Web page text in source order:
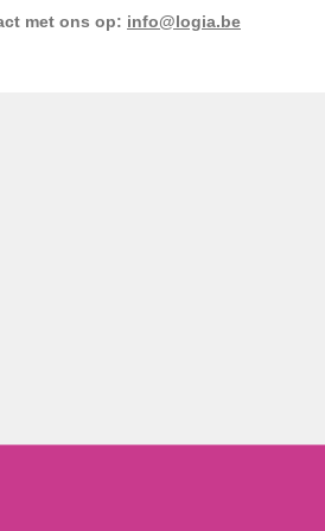
met ons op: info@logia.be